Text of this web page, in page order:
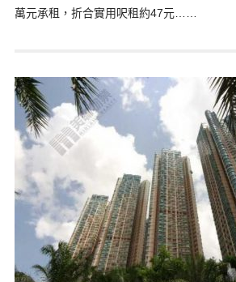
萬元承租，折合實用呎租約47元……